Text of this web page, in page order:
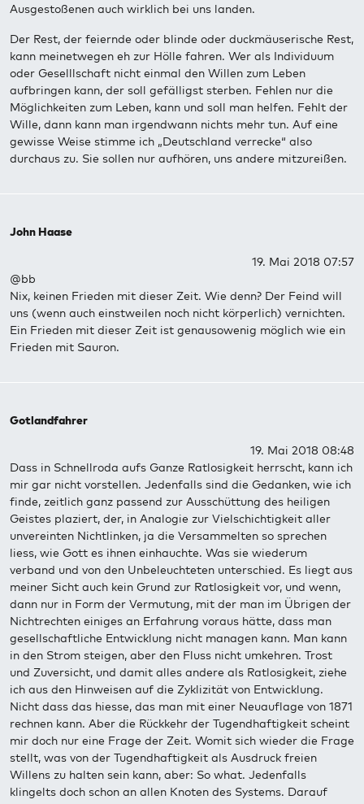
Ausgestoßenen auch wirklich bei uns landen.
Der Rest, der feiernde oder blinde oder duckmäuserische Rest,
kann meinetwegen eh zur Hölle fahren. Wer als Individuum
oder Geselllschaft nicht einmal den Willen zum Leben
aufbringen kann, der soll gefälligst sterben. Fehlen nur die
Möglichkeiten zum Leben, kann und soll man helfen. Fehlt der
Wille, dann kann man irgendwann nichts mehr tun. Auf eine
gewisse Weise stimme ich „Deutschland verrecke“ also
durchaus zu. Sie sollen nur aufhören, uns andere mitzureißen.
John Haase
19. Mai 2018 07:57
@bb
Nix, keinen Frieden mit dieser Zeit. Wie denn? Der Feind will
uns (wenn auch einstweilen noch nicht körperlich) vernichten.
Ein Frieden mit dieser Zeit ist genausowenig möglich wie ein
Frieden mit Sauron.
Gotlandfahrer
19. Mai 2018 08:48
Dass in Schnellroda aufs Ganze Ratlosigkeit herrscht, kann ich
mir gar nicht vorstellen. Jedenfalls sind die Gedanken, wie ich
finde, zeitlich ganz passend zur Ausschüttung des heiligen
Geistes plaziert, der, in Analogie zur Vielschichtigkeit aller
unvereinten Nichtlinken, ja die Versammelten so sprechen
liess, wie Gott es ihnen einhauchte. Was sie wiederum
verband und von den Unbeleuchteten unterschied. Es liegt aus
meiner Sicht auch kein Grund zur Ratlosigkeit vor, und wenn,
dann nur in Form der Vermutung, mit der man im Übrigen der
Nichtrechten einiges an Erfahrung voraus hätte, dass man
gesellschaftliche Entwicklung nicht managen kann. Man kann
in den Strom steigen, aber den Fluss nicht umkehren. Trost
und Zuversicht, und damit alles andere als Ratlosigkeit, ziehe
ich aus den Hinweisen auf die Zyklizität von Entwicklung.
Nicht dass das hiesse, das man mit einer Neuauflage von 1871
rechnen kann. Aber die Rückkehr der Tugendhaftigkeit scheint
mir doch nur eine Frage der Zeit. Womit sich wieder die Frage
stellt, was von der Tugendhaftigkeit als Ausdruck freien
Willens zu halten sein kann, aber: So what. Jedenfalls
klingelts doch schon an allen Knoten des Systems. Darauf